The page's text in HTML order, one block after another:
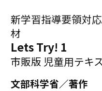
新学習指導要領対
材
Lets Try! 1
市販版 児童用テキ
文部科学省／著作